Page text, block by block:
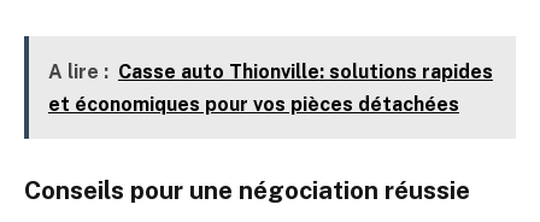
A lire : Casse auto Thionville: solutions rapides
et économiques pour vos pièces détachées
Conseils pour une négociation réussie